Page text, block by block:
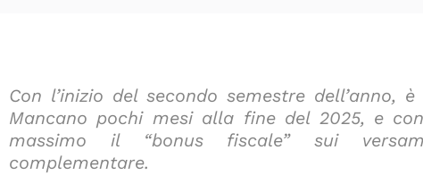
Con l’inizio del secondo semestre
Mancano pochi mesi alla fine del 2025, e
massimo il “bonus fiscale” sui
complementare.